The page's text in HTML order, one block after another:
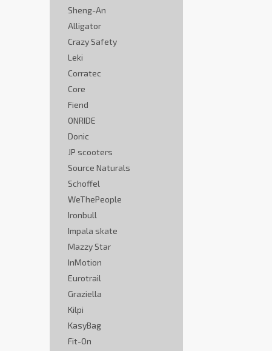
Sheng-An
Alligator
Crazy Safety
Leki
Corratec
Core
Fiend
ONRIDE
Donic
JP scooters
Source Naturals
Schoffel
WeThePeople
Ironbull
Impala skate
Mazzy Star
InMotion
Eurotrail
Graziella
Kilpi
KasyBag
Fit-On